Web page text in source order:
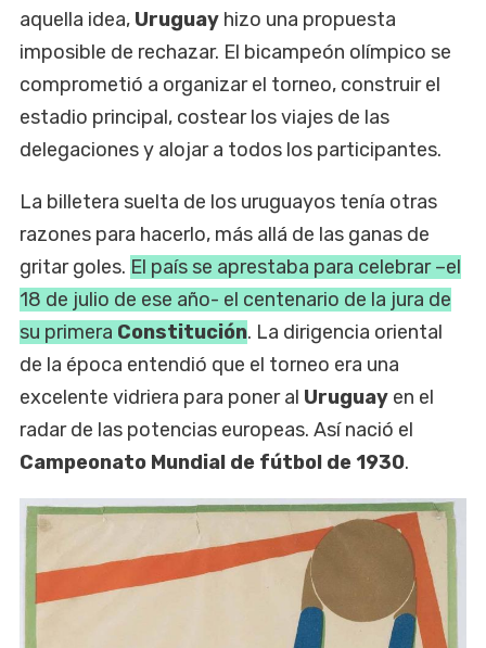
aquella idea, Uruguay hizo una propuesta
imposible de rechazar. El bicampeón olímpico se
comprometió a organizar el torneo, construir el
estadio principal, costear los viajes de las
delegaciones y alojar a todos los participantes.
La billetera suelta de los uruguayos tenía otras
razones para hacerlo, más allá de las ganas de
gritar goles. El país se aprestaba para celebrar –el
18 de julio de ese año- el centenario de la jura de
su primera Constitución. La dirigencia oriental
de la época entendió que el torneo era una
excelente vidriera para poner al Uruguay en el
radar de las potencias europeas. Así nació el
Campeonato Mundial de fútbol de 1930.